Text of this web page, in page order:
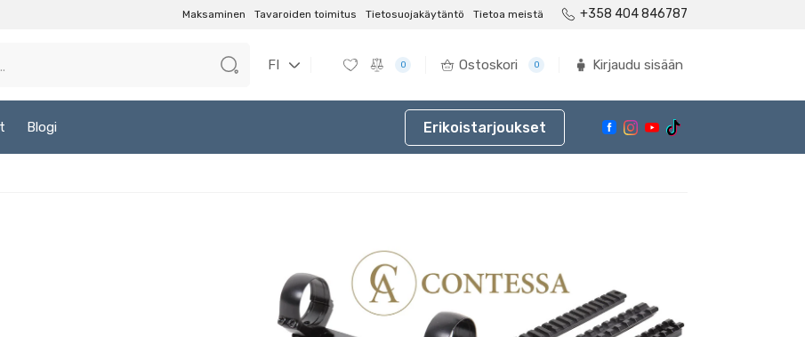
Maksaminen Tavaroiden toimitus Tietosuojakäytäntö Tietoa meistä +358 404 846787
FI 0 Ostoskori 0 Kirjaudu sisään
Blogi Erikoistarjoukset